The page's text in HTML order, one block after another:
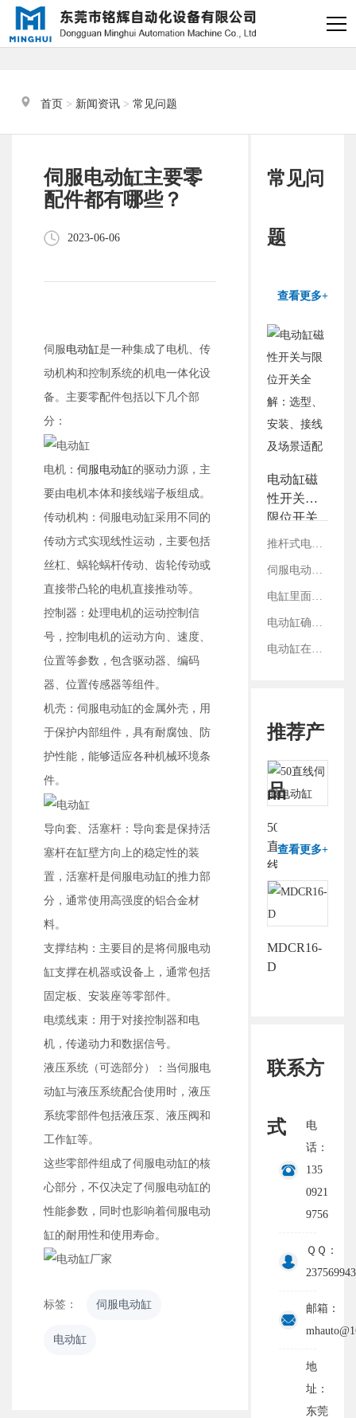
首页 > 新闻资讯 > 常见问题
伺服电动缸主要零
配件都有哪些？
2023-06-06
伺服电动缸是一种集成了电机、传
动机构和控制系统的机电一体化设
备。主要零配件包括以下几个部
分：
电机： 伺服电动缸的驱动力源，主
要由电机本体和接线端子板组成。
传动机构：伺服电动缸采用不同的
传动方式实现线性运动，主要包括
丝杠、蜗轮蜗杆传动、齿轮传动或
直接带凸轮的电机直接推动等。
控制器：处理电机的运动控制信
号，控制电机的运动方向、速度、
位置等参数，包含驱动器、编码
器、位置传感器等组件。
机壳：伺服电动缸的金属外壳，用
于保护内部组件，具有耐腐蚀、防
护性能，能够适应各种机械环境条
件。
导向套、活塞杆：导向套是保持活
塞杆在缸壁方向上的稳定性的装
置，活塞杆是伺服电动缸的推力部
分，通常使用高强度的铝合金材
料。
支撑结构：主要目的是将伺服电动
缸支撑在机器或设备上，通常包括
固定板、安装座等零部件。
电缆线束：用于对接控制器和电
机，传递动力和数据信号。
液压系统（可选部分）：当伺服电
动缸与液压系统配合使用时，液压
系统零部件包括液压泵、液压阀和
工作缸等。
这些零部件组成了伺服电动缸的核
心部分，不仅决定了伺服电动缸的
性能参数，同时也影响着伺服电动
缸的耐用性和使用寿命。
标签： 伺服电动缸
电动缸
常见问
题
查看更多+
电动缸磁
性开关与
限位开关
全解：选
装、接线
及场景适
推杆式电缸与滑台式电缸：结构、性能及适用领域对比
伺服电动缸在切割设备上的应用案例
电缸里面的丝杠是如何固定的？
电动缸确定减速比：看电机参数还是丝杠参数？
电动缸在工业内胀轴测试领域的应用
推荐产
品
查看更多+
50
直
线
伺
电
动
缸
MDCR16-
D
联系方
式
电
话：
135
0921
9756
ＱＱ：
邮箱：
地
址：
东莞
您好，我是电缸小助手，很高兴为
您服务
常见问题
器
料